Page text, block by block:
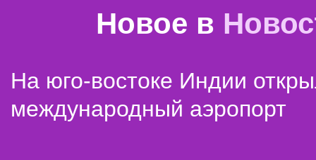
Новое в
На юго-востоке Индии
международный аэропорт